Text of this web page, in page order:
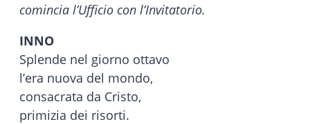
comincia l’Ufficio con l’Invitatorio.
INNO
Splende nel giorno ottavo
l’era nuova del mondo,
consacrata da Cristo,
primizia dei risorti.